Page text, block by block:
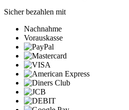
Sicher bezahlen mit
Nachnahme
Vorauskasse